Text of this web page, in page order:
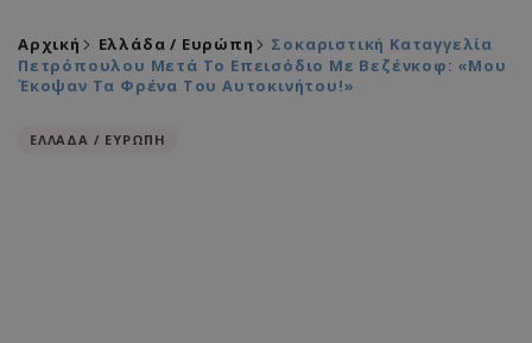
Αρχική Ελλάδα / Ευρώπη
Σοκαριστική Καταγγελία
Πετρόπουλου Μετά Το Επεισόδιο Με Βεζένκοφ: «Μου
Έκοψαν Τα Φρένα Του Αυτοκινήτου!»
ΕΛΛΑΔΑ / ΕΥΡΩΠΗ